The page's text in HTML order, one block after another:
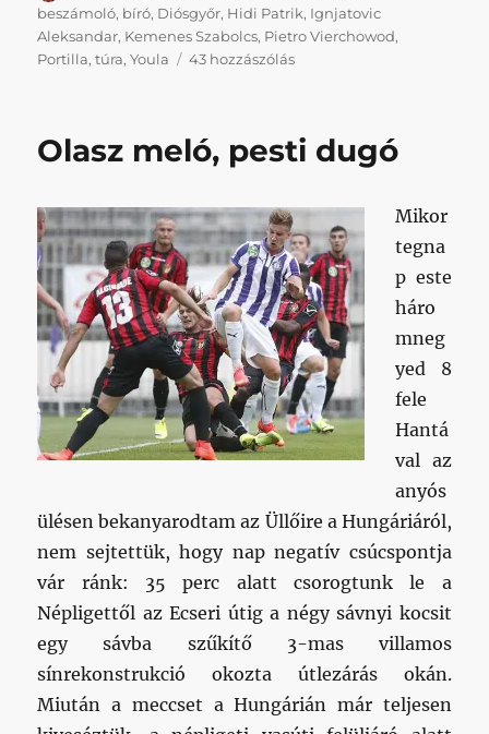
beszámoló, bíró, Diósgyőr, Hidi Patrik, Ignjatovic
Aleksandar, Kemenes Szabolcs, Pietro Vierchowod,
Portilla,túra,Youla 43 hozzászólásAludva
című
bejegyzéshez
Olasz meló, pesti dugó
Mikor
tegna
p este
háro
mneg
yed 8
fele
Hantá
val az
anyós
ülésen bekanyarodtam az Üllőire a Hungáriáról,
nem sejtettük, hogy nap negatív csúcspontja
vár ránk: 35 perc alatt csorogtunk le a
Népligettől az Ecseri útig a négy sávnyi kocsit
egy sávba szűkítő 3-mas villamos
sínrekonstrukció okozta útlezárás okán.
Miután a meccset a Hungárián már teljesen